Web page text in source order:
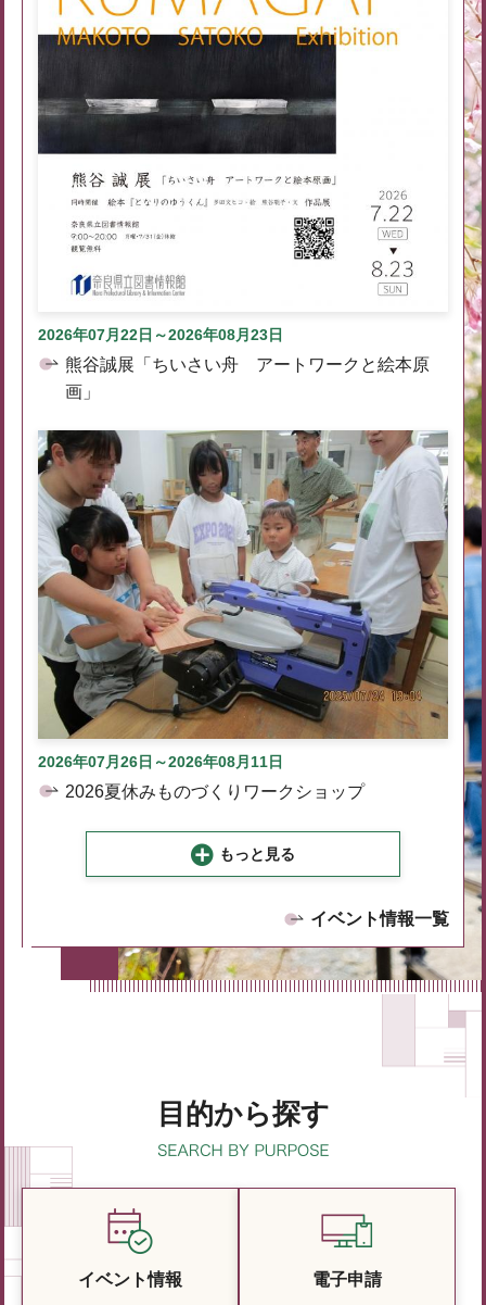
2026年07月22日～2026年08月23日
熊谷誠展「ちいさい舟 アートワークと絵本原
画」
2026年07月26日～2026年08月11日
2026夏休みものづくりワークショップ
もっと見る
イベント情報一覧
目的から探す
イベント情報 電子申請